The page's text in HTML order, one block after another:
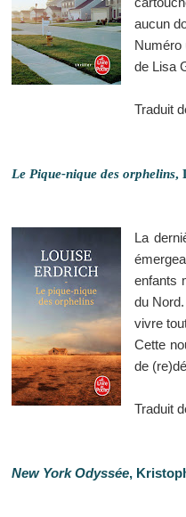
aucun
Numéro
de Lisa
Traduit
Le Pique-nique des orphelins,
La
enfants
du
vivre
Cette
de
Traduit
New York Odyssée,